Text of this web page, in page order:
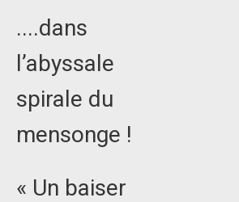
....dans
l’abyssale
spirale du
mensonge !
« Un baiser